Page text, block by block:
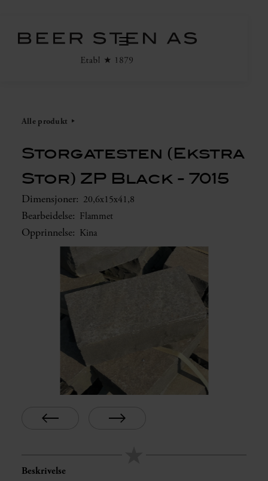
Alle produkt
Storgatesten (Ekstra
Stor) ZP Black - 7015
Dimensjoner: 20,6x15x41,8
Bearbeidelse: Flammet
Opprinnelse: Kina
Beskrivelse